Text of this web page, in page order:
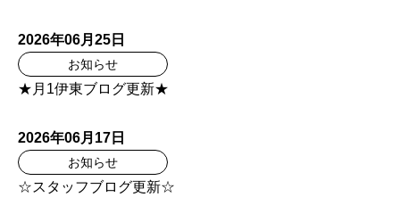
2026年06月25日
お知らせ
★月1伊東ブログ更新★
2026年06月17日
お知らせ
☆スタッフブログ更新☆